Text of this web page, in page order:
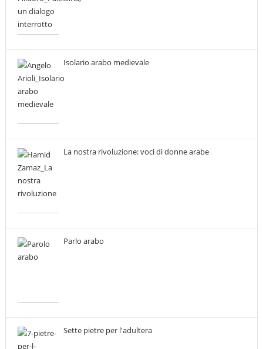
Isolario arabo medievale
La nostra rivoluzione: voci di donne arabe
Parlo arabo
Sette pietre per l'adultera